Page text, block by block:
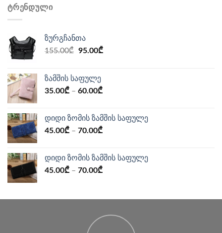
ᲢᲠᲔᲜᲓᲣᲚᲘ
ზურგჩანთა
155.00₾ Original
155.00₾.
95.00₾Current
ზამშის საფულე
35.00₾ – 60.00₾
დიდი ზომის ზამშის საფულე
45.00₾ – 70.00₾
დიდი ზომის ზამშის საფულე
45.00₾ – 70.00₾